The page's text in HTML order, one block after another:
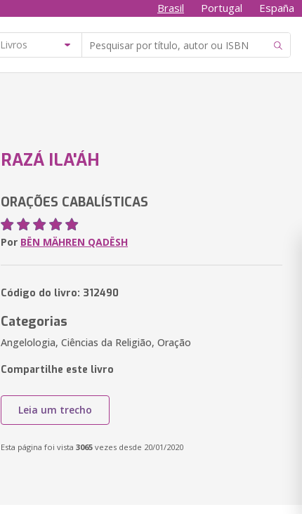
Brasil Portugal España
RAZÁ ILA'ÁH
ORAÇÕES CABALÍSTICAS
Por BËN MÄHREN QADËSH
Código do livro: 312490
Categorias
Angelologia, Ciências da Religião, Oração
Compartilhe este livro
Leia um trecho
Esta página foi vista 3065 vezes desde 20/01/2020